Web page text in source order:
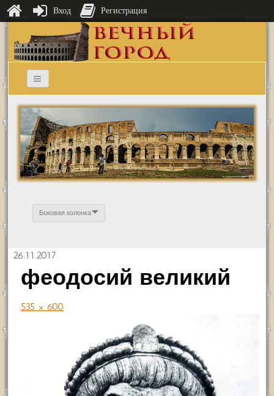
Боковая колонка
26.11.2017
феодосий великий
535 × 600
Вход Регистрация